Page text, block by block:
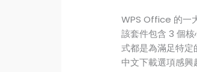
WPS Office 的一
該套件包含 3 個
式都是為滿足特
中文下載選項感興